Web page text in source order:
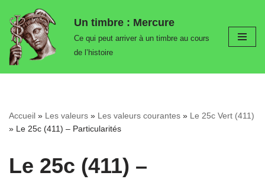
Aller
au
contenu
Un timbre : Mercure
Ce qui peut arriver à un timbre au cours
de l’histoire
Accueil » Les valeurs » Les valeurs courantes » Le 25c Vert (411)
» Le 25c (411) – Particularités
Le 25c (411) –